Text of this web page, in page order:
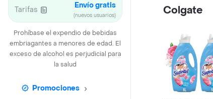
Tarifas Envío gratis
(nuevos usuarios)
Prohíbase el expendio de bebidas
embriagantes a menores de edad. El
exceso de alcohol es perjudicial para
la salud
Promociones
Colgate